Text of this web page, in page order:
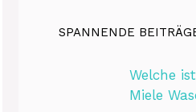
SPANNENDE
Welche
Miele